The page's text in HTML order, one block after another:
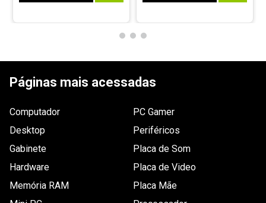
incluso
Tipo de
Outemu Blue
Páginas mais acessadas
Computador
Desktop
Gabinete
Hardware
Memória RAM
PC Gamer
Periféricos
Placa de Som
Placa de Video
Placa Mãe